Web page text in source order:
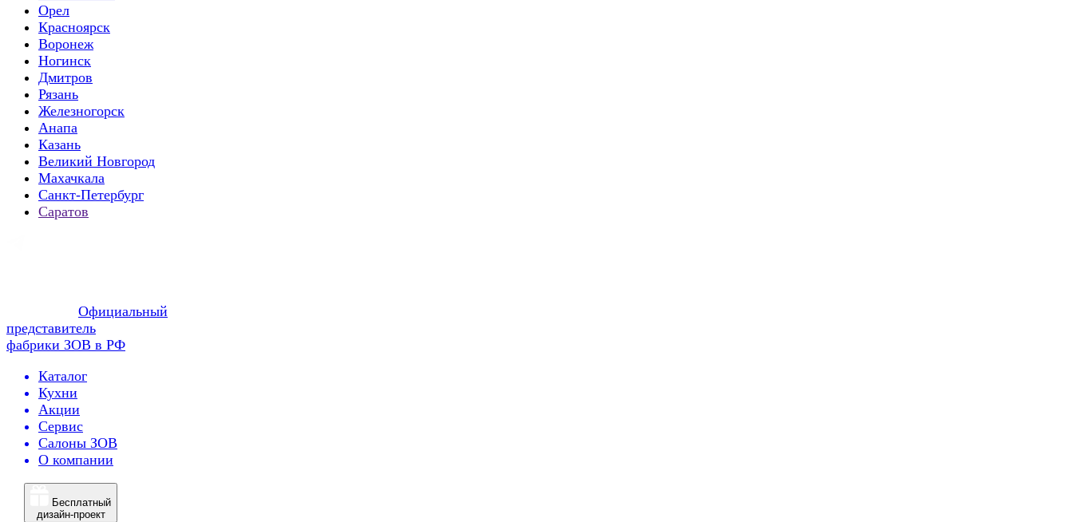
Орел
Красноярск
Воронеж
Ногинск
Дмитров
Рязань
Железногорск
Анапа
Казань
Великий Новгород
Махачкала
Санкт-Петербург
Саратов
Официальный
представитель
фабрики ЗОВ в РФ
Каталог
Кухни
Акции
Сервис
Салоны ЗОВ
О компании
Бесплатный
дизайн-проект